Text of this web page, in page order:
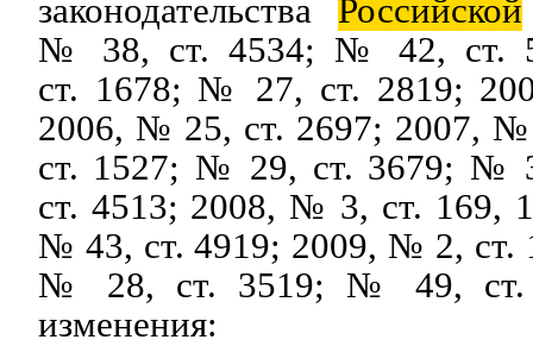
законодательства Российской
№ 38, ст. 4534; № 42, ст.
ст. 1678; № 27, ст. 2819;
2006, № 25, ст. 2697; 2007,
ст. 1527; № 29, ст. 3679; №
ст. 4513; 2008, № 3, ст. 169,
№ 43, ст. 4919; 2009, № 2, ст.
№ 28, ст. 3519; № 49, ст.
изменения: